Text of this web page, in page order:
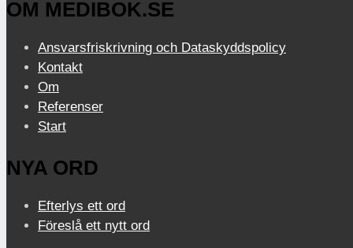
OM MEDIBOK.SE
Ansvarsfriskrivning och Dataskyddspolicy
Kontakt
Om
Referenser
Start
NYA ORD
Efterlys ett ord
Föreslå ett nytt ord